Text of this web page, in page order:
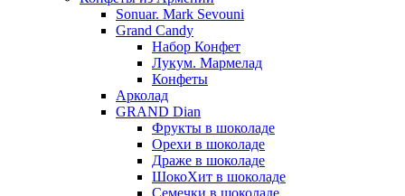
Sonuar. Mark Sevouni
Grand Candy
Набор Конфет
Лукум. Мармелад
Конфеты
Арколад
GRAND Dian
Фрукты в шоколаде
Орехи в шоколаде
Драже в шоколаде
ШокоХит в шоколаде
Семечки в шоколаде